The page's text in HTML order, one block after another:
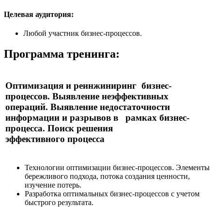
Целевая аудитория:
Любой участник бизнес-процессов.
Программа тренинга:
Оптимизация и реинжиниринг бизнес-
процессов. Выявление неэффективных
операций. Выявление недостаточности
информации и разрывов в рамках бизнес-
процесса. Поиск решения
эффективного процесса
Технологии оптимизации бизнес-процессов. Элементы
бережливого подхода, потока создания ценности,
изучение потерь.
Разработка оптимальных бизнес-процессов с учетом
быстрого результата.